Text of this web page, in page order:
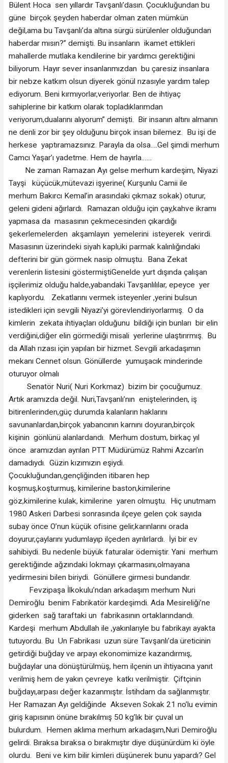
Bülent Hoca sen yıllardır Tavşanlı’dasın. Çocukluğundan bu
güne birçok şeyden haberdar olman zaten mümkün
değil,ama bu Tavşanlı’da altına sürgü sürülenler olduğundan
haberdar mısın?” demişti. Bu insanların ikamet ettikleri
mahallerde mutlaka kendilerine bir yardımcı gerektiğini
biliyorum. Hayır sever insanlarımızdan bu çaresiz insanlara
bir nebze katkım olsun diyerek gönül rızasıyle yardım talep
ediyorum. Beni kırmıyorlar,veriyorlar. Ben de ihtiyaç
sahiplerine bir katkım olarak topladıklarımdan
veriyorum,dualarını alıyorum” demişti. Bir insanın altını almanın
ne denli zor bir şey olduğunu birçok insan bilemez. Bu işi de
herkese yaptıramazsınız. Parayla da olsa….Gel şimdi merhum
Camcı Yaşar’ı yadetme. Hem de hayırla……
Ne zaman Ramazan Ayı gelse merhum kardeşim, Niyazi
Tayşi küçücük,mütevazi işyerine( Kurşunlu Camii ile
merhum Bakırcı Kemal’in arasındaki çıkmaz sokak) oturur,
geleni gideni ağırlardı. Ramazan olduğu için çay,kahve ikramı
yapmasa da masasının çekmecesinden çıkardığı
şekerlemelerden akşamlayın yemelerini isteyerek verirdi.
Masasının üzerindeki siyah kaplı,iki parmak kalınlığındaki
defterini bir gün görmek nasip olmuştu. Bana Zekat
verenlerin listesini göstermiştiGenelde yurt dışında çalışan
işçilerimiz olduğu halde,yabandaki Tavşanlılılar, epeyce yer
kaplıyordu. Zekatlarını vermek isteyenler ,yerini bulsun
istedikleri için sevgili Niyazi’yi görevlendiriyorlarmış. O da
kimlerin zekata ihtiyaçları olduğunu bildiği için bunları bir elin
verdiğini,diğer elin görmediği misali yerlerine ulaştırırmış. Bu
da Allah rızası için yapılan bir hizmet. Sevgili arkadaşımın
mekanı Cennet olsun. Gönüllerde yumuşacık minderinde
oturuyor olmalı
Senatör Nuri( Nuri Korkmaz) bizim bir çocuğumuz.
Artık aramızda değil. Nuri,Tavşanlı’nın eniştelerinden, iş
bitirenlerinden,güç durumda kalanların haklarını
savunanlardan,birçok yabancının karnını doyuran,birçok
kişinin gönlünü alanlardandı. Merhum dostum, birkaç yıl
önce aramızdan ayrılan PTT Müdürümüz Rahmi Azcan’ın
damadıydı. Güzin kızımızın eşiydi.
Çocukluğundan,gençliğinden itibaren hep
koşmuş,koşturmuş, kimilerine baston,kimilerine
göz,kimilerine kulak, kimilerine yaren olmuştu. Hiç unutmam
1980 Askeri Darbesi sonrasında ilçeye gelen çok sayıda
subay önce O’nun küçük ofisine gelir,karınlarını orada
doyurur,çaylarını yudumlayıp ilçeden ayrılırlardı. İyi bir ev
sahibiydi. Bu nedenle büyük faturalar ödemiştir. Yani merhum
gerektiğinde ağzındaki lokmayı çıkarmasını,olmayana
yedirmesini bilen biriydi. Gönüllere girmesi bundandır.
Fevzipaşa İlkokulu’ndan arkadaşım merhum Nuri
Demiroğlu benim Fabrikatör kardeşimdi. Ada Mesireliği’ne
giderken sağ taraftaki un fabrikasının ortaklarındandı.
Kardeşi merhum Abdullah ile ,yakınlarıyle bu fabrikayı ayakta
tutuyordu. Bu Un Fabrikası uzun süre Tavşanlı’da üreticinin
getirdiği buğday ve arpayı ekonomimize kazandırmış,
buğdaylar una dönüştürülmüş, hem ilçenin un ihtiyacına yanıt
verilmiş hem de yakın çevreye katkı verilmiştir. Çiftçinin
buğdayı,arpası değer kazanmıştır. İstihdam da sağlanmıştır.
Her Ramazan Ayı geldiğinde Akseven Sokak 21 no’lu evimin
giriş kapısının önüne bırakılmış 50 kg’lık bir çuval un
bulurdum. Hemen aklıma merhum arkadaşım,Nuri Demiroğlu
gelirdi. Bıraksa bıraksa o bırakmıştır diye düşünürdüm ki öyle
olurdu. Beni ve kim bilir kimleri düşünerek bunu yapardı? Gel